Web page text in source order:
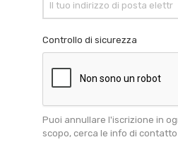
Controllo di sicurezza
Puoi annullare l'iscrizione in
scopo, cerca le info di contatto